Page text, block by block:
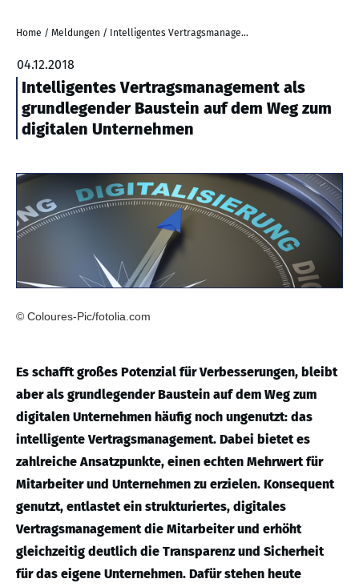
Home / Meldungen / Intelligentes Vertragsmanagement als grundlegender Baustein auf dem Weg zum digitalen Unternehmen
04.12.2018
Intelligentes Vertragsmanagement als
grundlegender Baustein auf dem Weg zum
digitalen Unternehmen
© Coloures-Pic/fotolia.com
Es schafft großes Potenzial für Verbesserungen, bleibt
aber als grundlegender Baustein auf dem Weg zum
digitalen Unternehmen häufig noch ungenutzt: das
intelligente Vertragsmanagement. Dabei bietet es
zahlreiche Ansatzpunkte, einen echten Mehrwert für
Mitarbeiter und Unternehmen zu erzielen. Konsequent
genutzt, entlastet ein strukturiertes, digitales
Vertragsmanagement die Mitarbeiter und erhöht
gleichzeitig deutlich die Transparenz und Sicherheit
für das eigene Unternehmen. Dafür stehen heute